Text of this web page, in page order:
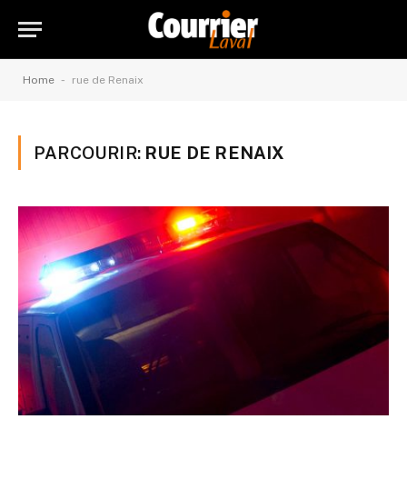
Home - rue de Renaix
PARCOURIR: RUE DE RENAIX